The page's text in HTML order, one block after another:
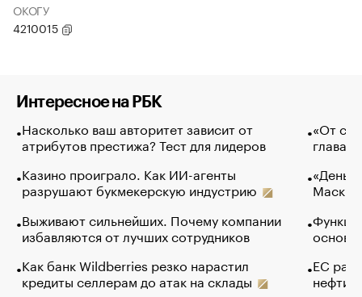
ОКОГУ
4210015
Интересное на РБК
Насколько ваш авторитет зависит от
атрибутов престижа? Тест для лидеров
Казино проиграло. Как ИИ-агенты
разрушают букмекерскую индустрию
Выживают сильнейших. Почему компании
избавляются от лучших сотрудников
Как банк Wildberries резко нарастил
кредиты селлерам до атак на склады
«От
глава
Маск в
основ
ЕС
нефти